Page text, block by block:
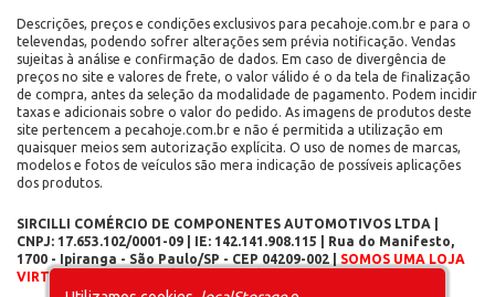
Descrições, preços e condições exclusivos para pecahoje.com.br e para o
televendas, podendo sofrer alterações sem prévia notificação. Vendas
sujeitas à análise e confirmação de dados. Em caso de divergência de
preços no site e valores de frete, o valor válido é o da tela de finalização
de compra, antes da seleção da modalidade de pagamento. Podem incidir
taxas e adicionais sobre o valor do pedido. As imagens de produtos deste
site pertencem a pecahoje.com.br e não é permitida a utilização em
quaisquer meios sem autorização explícita. O uso de nomes de marcas,
modelos e fotos de veículos são mera indicação de possíveis aplicações
dos produtos.
SIRCILLI COMÉRCIO DE COMPONENTES AUTOMOTIVOS LTDA |
CNPJ: 17.653.102/0001-09 | IE: 142.141.908.115 | Rua do Manifesto,
1700 - Ipiranga - São Paulo/SP - CEP 04209-002 | SOMOS UMA LOJA
VIRTUAL – NÃO POSSUÍMOS LOJA FÍSICA